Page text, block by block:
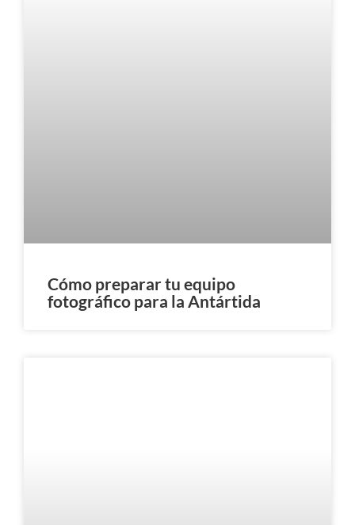
Cómo preparar tu equipo
fotográfico para la Antártida